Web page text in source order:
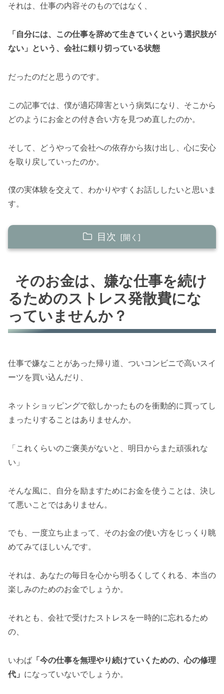
それは、仕事の内容そのものではなく、
「自分には、この仕事を辞めて生きていくという選択肢が
ない」という、会社に頼り切っている状態
だったのだと思うのです。
この記事では、僕が適応障害という病気になり、そこから
どのようにお金との付き合い方を見つめ直したのか。
そして、どうやって会社への依存から抜け出し、心に安心
を取り戻していったのか。
僕の実体験を交えて、わかりやすくお話ししたいと思いま
す。
目次
発散費になっていませんか？
給料が増えても「安心」できない理由
仕事が苦しいのは、内容以上に「選べないこ
と」のせい
げ道」を作ってあげること
ることから
まとめ
そのお金は、嫌な仕事を続け
るためのストレス発散費にな
っていませんか？
仕事で嫌なことがあった帰り道、ついコンビニで高いスイ
ーツを買い込んだり、
ネットショッピングで欲しかったものを衝動的に買ってし
まったりすることはありませんか。
「これくらいのご褒美がないと、明日からまた頑張れな
い」
そんな風に、自分を励ますためにお金を使うことは、決し
て悪いことではありません。
でも、一度立ち止まって、そのお金の使い方をじっくり眺
めてみてほしいんです。
それは、あなたの毎日を心から明るくしてくれる、本当の
楽しみのためのお金でしょうか。
それとも、会社で受けたストレスを一時的に忘れるため
の、
いわば 「今の仕事を無理やり続けていくための、心の修理
代」 になっていないでしょうか。